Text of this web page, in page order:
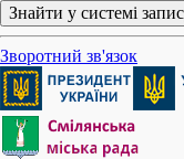
Знайти у системі
Зворотний зв'язок